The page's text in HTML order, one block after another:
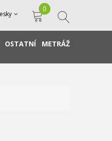
0
OSTATNÍ METRÁŽ